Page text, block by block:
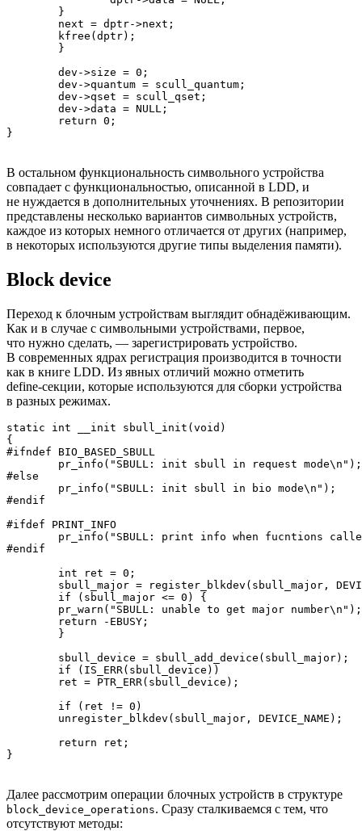
}
В остальном функциональность символьного устройства
совпадает с функциональностью, описанной в LDD, и
не нуждается в дополнительных уточнениях. В репозитории
представлены несколько вариантов символьных устройств,
каждое из которых немного отличается от других (например,
в некоторых используются другие типы выделения памяти).
Block device
Переход к блочным устройствам выглядит обнадёживающим.
Как и в случае с символьными устройствами, первое,
что нужно сделать, — зарегистрировать устройство.
В современных ядрах регистрация производится в точности
как в книге LDD. Из явных отличий можно отметить
define‑секции, которые используются для сборки устройства
в разных режимах.
static int __init sbull_init(void)
{
#ifndef BIO_BASED_SBULL
#else
#endif
#ifdef PRINT_INFO
#endif
}
Далее рассмотрим операции блочных устройств в структуре
block_device_operations. Сразу сталкиваемся с тем, что
отсутствуют методы: